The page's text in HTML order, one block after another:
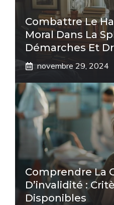
Combattre Le
Moral Dans La
Démarches Et
novembre 29, 2024
Comprendre La
D’invalidité :
Disponibles